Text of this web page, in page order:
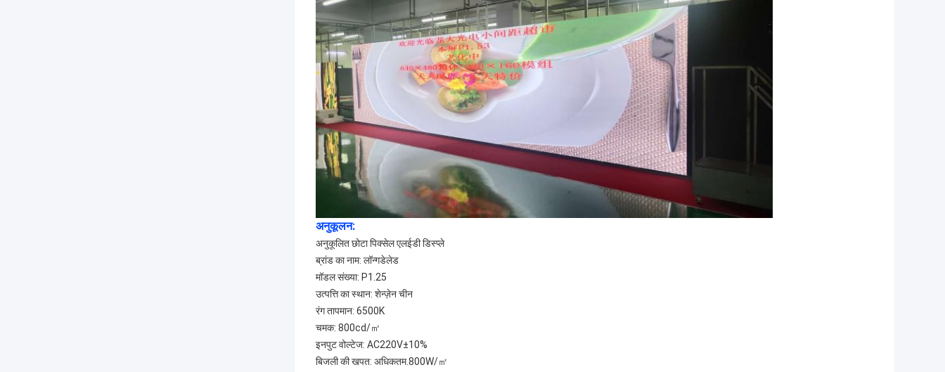
अनुकूलन:
अनुकूलित छोटा पिक्सेल एलईडी डिस्प्ले
ब्रांड का नाम: लॉन्गडेलेड
मॉडल संख्या: P1.25
उत्पत्ति का स्थान: शेन्ज़ेन चीन
रंग तापमान: 6500K
चमक: 800cd/㎡
इनपुट वोल्टेज: AC220V±10%
बिजली की खपत: अधिकतम.800W/㎡